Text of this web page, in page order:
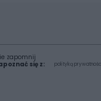
zapomnij
się z:
polityką